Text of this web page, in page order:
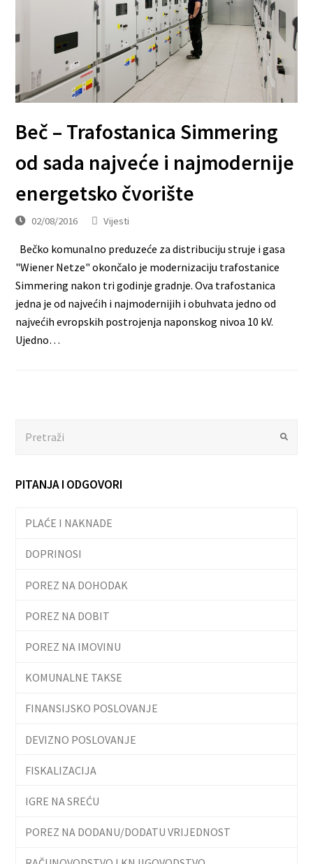
Beč – Trafostanica Simmering
od sada najveće i najmodernije
energetsko čvorište
02/08/2016 Vijesti
Bečko komunalno preduzeće za distribuciju struje i gasa
"Wiener Netze" okončalo je modernizaciju trafostanice
Simmering nakon tri godinje gradnje. Ova trafostanica
jedna je od najvećih i najmodernijih i obuhvata jedno od
najvećih evropskih postrojenja naponskog nivoa 10 kV.
Ujedno…
Submit
PITANJA I ODGOVORI
PLAĆE I NAKNADE
DOPRINOSI
POREZ NA DOHODAK
POREZ NA DOBIT
POREZ NA IMOVINU
KOMUNALNE TAKSE
FINANSIJSKO POSLOVANJE
DEVIZNO POSLOVANJE
FISKALIZACIJA
IGRE NA SREĆU
POREZ NA DODANU/DODATU VRIJEDNOST